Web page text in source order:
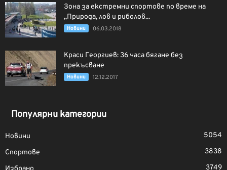
Зона за екстремни спортове по време на
„Природа, лов и риболов...
Новини 06.03.2018
Краси Георгиев: 36 часа бягане без
прекъсване
Новини 12.12.2017
Популярни категории
Новини
5054
Спортове
3838
3749